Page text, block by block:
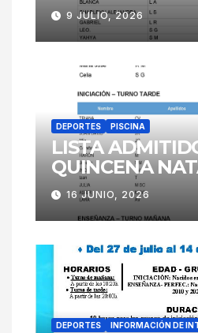
9 JULIO, 2026
DEPORTES PISCINA
LISTA
QUINCENA
16 JUNIO, 2026
DEPORTES INFORMACIÓN DE